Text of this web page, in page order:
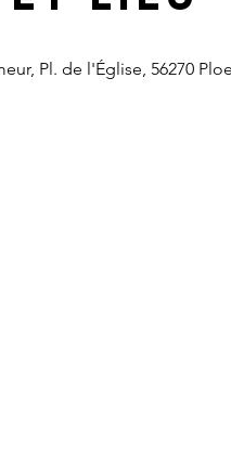
Pl. de l'Église, 56270